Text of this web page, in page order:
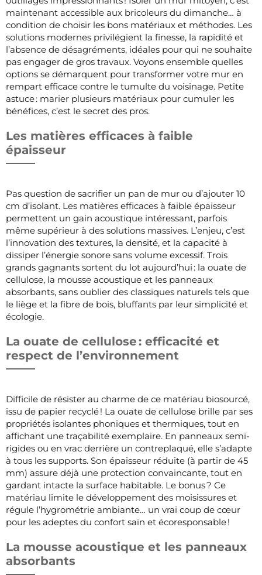
maintenant accessible aux bricoleurs du dimanche… à
condition de choisir les bons matériaux et méthodes. Les
solutions modernes privilégient la finesse, la rapidité et
l’absence de désagréments, idéales pour qui ne souhaite
pas engager de gros travaux. Voyons ensemble quelles
options se démarquent pour transformer votre mur en
rempart efficace contre le tumulte du voisinage. Petite
astuce : marier plusieurs matériaux pour cumuler les
bénéfices, c’est le secret des pros.
Les matières efficaces à faible
épaisseur
Pas question de sacrifier un pan de mur ou d’ajouter 10
cm d’isolant. Les matières efficaces à faible épaisseur
permettent un gain acoustique intéressant, parfois
même supérieur à des solutions massives. L’enjeu, c’est
l’innovation des textures, la densité, et la capacité à
dissiper l’énergie sonore sans volume excessif. Trois
grands gagnants sortent du lot aujourd’hui : la ouate de
cellulose, la mousse acoustique et les panneaux
absorbants, sans oublier des classiques naturels tels que
le liège et la fibre de bois, bluffants par leur simplicité et
écologie.
La ouate de cellulose : efficacité et
respect de l’environnement
Difficile de résister au charme de ce matériau biosourcé,
issu de papier recyclé ! La ouate de cellulose brille par ses
propriétés isolantes phoniques et thermiques, tout en
affichant une traçabilité exemplaire. En panneaux semi-
rigides ou en vrac derrière un contreplaqué, elle s’adapte
à tous les supports. Son épaisseur réduite (à partir de 45
mm) assure déjà une protection convaincante, tout en
gardant intacte la surface habitable. Le bonus ? Ce
matériau limite le développement des moisissures et
régule l’hygrométrie ambiante… un vrai coup de cœur
pour les adeptes du confort sain et écoresponsable !
La mousse acoustique et les panneaux
absorbants